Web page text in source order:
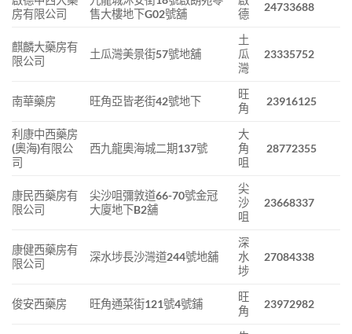
房有限公司
售大樓地下G02號舖
德
24733688
麒麟大藥房有
限公司
土瓜灣美景街57號地舖
土
瓜
灣
23335752
南華藥房 旺角亞皆老街42號地下
旺
角
23916125
利康中西藥房
(奧海)有限公
司
西九龍奧海城二期137號
大
角
咀
28772355
康民西藥房有
限公司
尖沙咀彌敦道66-70號金冠
大廈地下B2舖
尖
沙
咀
23668337
康健西藥房有
限公司
深水埗長沙灣道244號地舖
深
水
埗
27084338
俊安西藥房 旺角通菜街121號4號鋪
旺
角
23972982